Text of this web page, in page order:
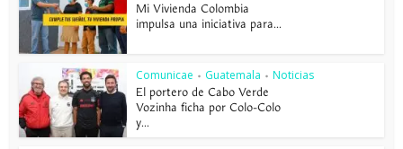
Mi Vivienda Colombia
impulsa una iniciativa para...
Comunicae • Guatemala • Noticias
El portero de Cabo Verde
Vozinha ficha por Colo-Colo
y...